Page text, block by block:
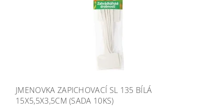
JMENOVKA ZAPICHOVACÍ SL 135 BÍLÁ
15X5,5X3,5CM (SADA 10KS)